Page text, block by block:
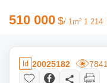
510 000 / 1m² 1 214
20025182 7841